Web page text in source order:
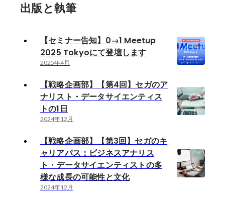
出版と執筆
【セミナー告知】0→1 Meetup
2025 Tokyoにて登壇します
2025年4月
【戦略企画部】【第4回】セガのア
ナリスト・データサイエンティス
トの1日
2024年12月
【戦略企画部】【第3回】セガのキ
ャリアパス：ビジネスアナリス
ト・データサイエンティストの多
様な成長の可能性と文化
2024年12月